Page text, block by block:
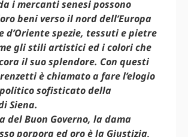
i mercanti senesi possono
beni verso il nord dell’Europa
d’Oriente spezie, tessuti e pietre
gli stili artistici ed i colori che
il suo splendore. Con questi
è chiamato a fare l’elogio
sofisticato della
Siena.
del Buon Governo, la dama
porpora ed oro è la Giustizia,